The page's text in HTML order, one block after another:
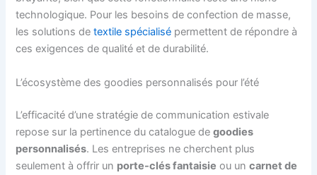
technologique. Pour les besoins de confection de masse,
les solutions detextile spécialisé permettent de répondre à
ces exigences de qualité et de durabilité.
L’écosystème des goodies personnalisés pour l’été
L’efficacité d’une stratégie de communication estivale
repose sur la pertinence du catalogue degoodies
personnalisés. Les entreprises ne cherchent plus
seulement à offrir un porte-clés fantaisie ou uncarnet de